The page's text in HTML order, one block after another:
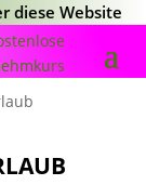
diese Website